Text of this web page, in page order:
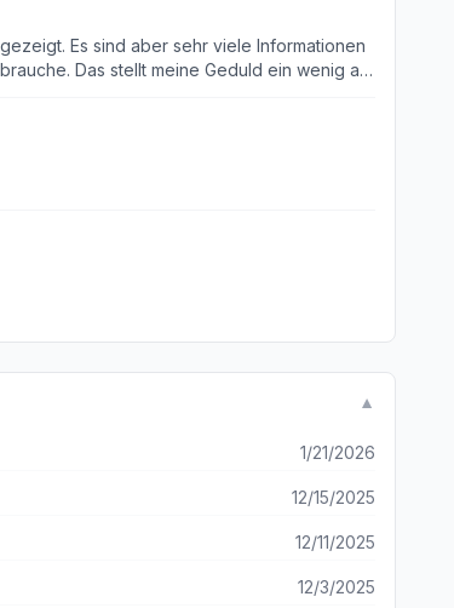
Es sind aber sehr viele Informationen
Das stellt meine Geduld ein wenig auf
Bei neuen Angeboten gibt es ja eine
▼
1/21/2026
12/15/2025
12/11/2025
12/3/2025